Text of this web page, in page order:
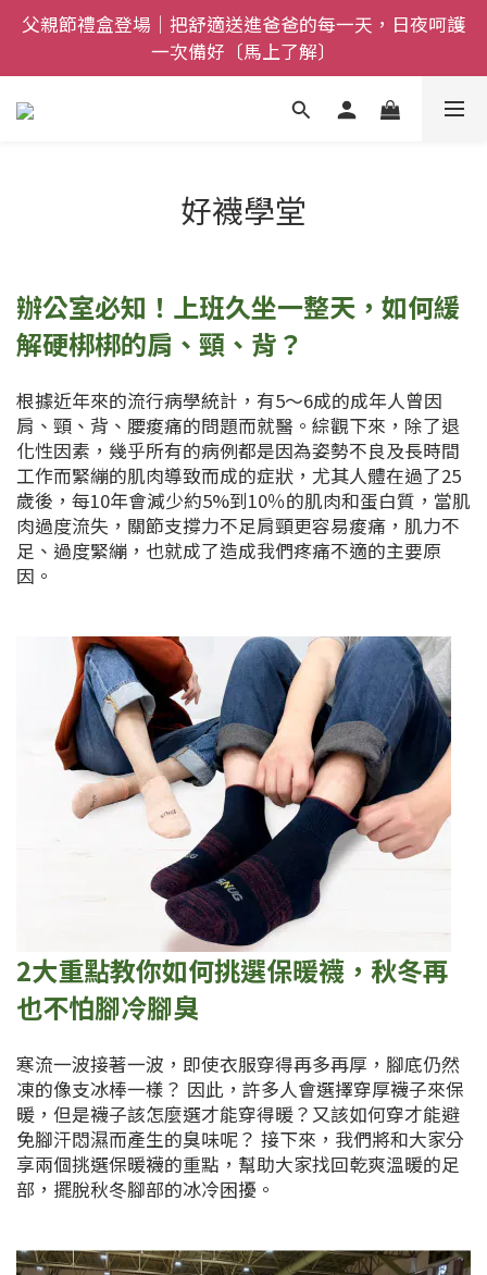
全館$800免運｜任搭８折起｜滿額再送新品-悠哉斑馬
襪〔立即了解〕
父親節禮盒登場｜把舒適送進爸爸的每一天，日夜呵護
一次備好〔馬上了解〕
全館$800免運｜任搭８折起｜滿額再送新品-悠哉斑馬
襪〔立即了解〕
好襪學堂
辦公室必知！上班久坐一整天，如何緩
解硬梆梆的肩、頸、背？
根據近年來的流行病學統計，有5～6成的成年人曾因
肩、頸、背、腰痠痛的問題而就醫。綜觀下來，除了退
化性因素，幾乎所有的病例都是因為姿勢不良及長時間
工作而緊繃的肌肉導致而成的症狀，尤其人體在過了25
歲後，每10年會減少約5%到10％的肌肉和蛋白質，當肌
肉過度流失，關節支撐力不足肩頸更容易痠痛，肌力不
足、過度緊繃，也就成了造成我們疼痛不適的主要原
因。
2大重點教你如何挑選保暖襪，秋冬再
也不怕腳冷腳臭
寒流一波接著一波，即使衣服穿得再多再厚，腳底仍然
凍的像支冰棒一樣？ 因此，許多人會選擇穿厚襪子來保
暖，但是襪子該怎麼選才能穿得暖？又該如何穿才能避
免腳汗悶濕而產生的臭味呢？ 接下來，我們將和大家分
享兩個挑選保暖襪的重點，幫助大家找回乾爽溫暖的足
部，擺脫秋冬腳部的冰冷困擾。